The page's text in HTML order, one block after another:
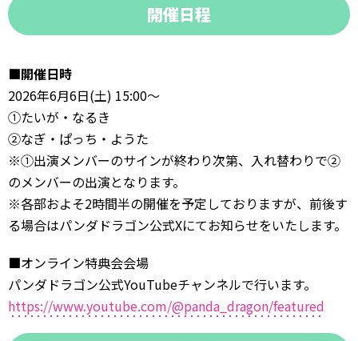
開催日程
■開催日時
2026年6月6日(土) 15:00〜
①たいが・なるき
②なぎ・ぱっち・ようた
※①出演メンバーのサインが終わり次第、入れ替わりで②
のメンバーの出演となります。
※各部およそ2時間半の開催を予定しておりますが、前後す
る場合はパンダドラゴン公式Xにてお知らせをいたします。
■オンライン特典会会場
パンダドラゴン公式YouTubeチャンネルで行います。
https://www.youtube.com/@panda_dragon/featured